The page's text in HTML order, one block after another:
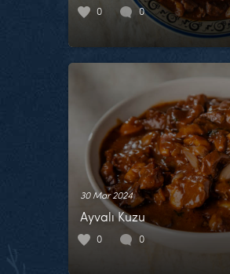
0 0
30 Mar 2024
Ayvalı Kuzu
0 0